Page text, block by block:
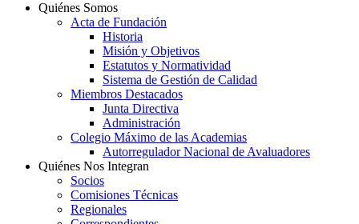
Quiénes Somos
Acta de Fundación
Historia
Misión y Objetivos
Estatutos y Normatividad
Sistema de Gestión de Calidad
Miembros Destacados
Junta Directiva
Administración
Colegio Máximo de las Academias
Autorregulador Nacional de Avaluadores
Quiénes Nos Integran
Socios
Comisiones Técnicas
Regionales